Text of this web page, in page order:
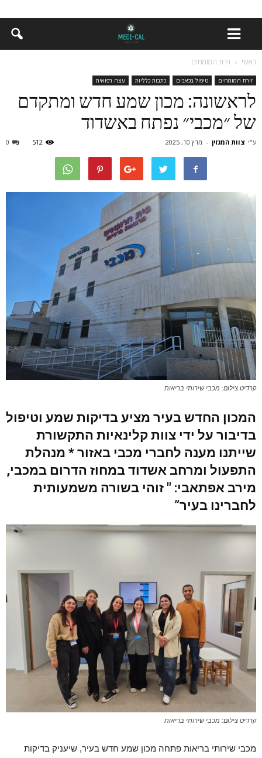
ראשי זירת המומחים
זירת המומחים טיפול בכאבים כתבות כלליות עצה רפואית
לראשונה: מכון שמע חדש ומתקדם
של ״מכבי״ נפתח באשדוד
ע"י צוות המגזין - מרץ 10, 2025 0 512
קרדיט צילום: מכבי שירותי בריאות
המכון החדש בעיר מציע בדיקות שמע וטיפול
בדיבור על ידי צוות קלינאיות התקשורת
שייתנו מענה לחברי מכבי באזור * מנהלת
התפעול ומרחב אשדוד במחוז הדרום במכבי,
מירב אפתאבי: " זוהי בשורה משמעותית
לחברינו בעיר”
קרדיט צילום: מכבי שירותי בריאות
מכבי שירותי בריאות פתחה מכון שמע חדש בעיר, שיעניק בדיקות